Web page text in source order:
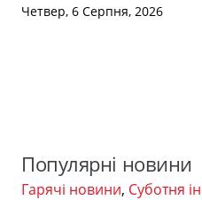
Четвер, 6 Серпня, 2026
Популярні новини
Гарячі новини, Суботня